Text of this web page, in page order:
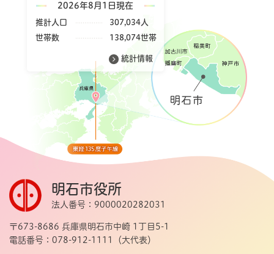
2026年8月1日現在
推計人口
307,034人
世帯数
138,074世帯
統計情報
明石市役所
法人番号：9000020282031
〒673-8686 兵庫県明石市中崎 1丁目5-1
電話番号：078-912-1111（大代表）